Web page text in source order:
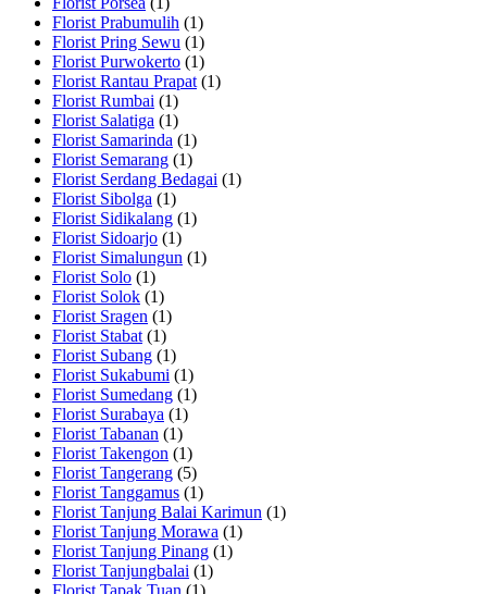
Florist Prabumulih (1)
Florist Pring Sewu (1)
Florist Purwokerto (1)
Florist Rantau Prapat (1)
Florist Rumbai (1)
Florist Salatiga (1)
Florist Samarinda (1)
Florist Semarang (1)
Florist Serdang Bedagai (1)
Florist Sibolga (1)
Florist Sidikalang (1)
Florist Sidoarjo (1)
Florist Simalungun (1)
Florist Solo (1)
Florist Solok (1)
Florist Sragen (1)
Florist Stabat (1)
Florist Subang (1)
Florist Sukabumi (1)
Florist Sumedang (1)
Florist Surabaya (1)
Florist Tabanan (1)
Florist Takengon (1)
Florist Tangerang (5)
Florist Tanggamus (1)
Florist Tanjung Balai Karimun (1)
Florist Tanjung Morawa (1)
Florist Tanjung Pinang (1)
Florist Tanjungbalai (1)